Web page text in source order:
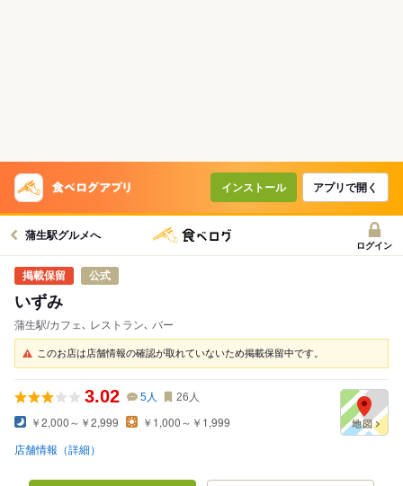
インストール アプリで開く
蒲生駅グルメへ
ログイン
公式
いずみ
蒲生駅/カフェ､ レストラン､ バー
このお店は店舗情報の確認が取れていないため掲載保留中です。
3.02 5人 26 人
￥2,000～￥2,999 ￥1,000～￥1,999
店舗情報（詳細）